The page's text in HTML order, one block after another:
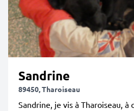
Sandrine
89450, Tharoiseau
Sandrine, je vis à Tharoiseau, à